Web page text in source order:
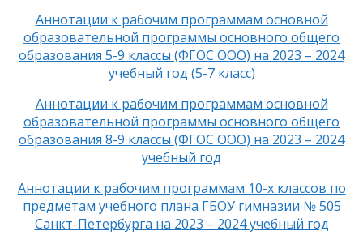
Аннотации к рабочим программам основной
образовательной программы основного общего
образования 5-9 классы (ФГОС ООО) на 2023 – 2024
учебный год (5-7 класс)
Аннотации к рабочим программам основной
образовательной программы основного общего
образования 8-9 классы (ФГОС ООО) на 2023 – 2024
учебный год
Аннотации к рабочим программам 10-х классов по
предметам учебного плана ГБОУ гимназии № 505
Санкт-Петербурга на 2023 – 2024 учебный год